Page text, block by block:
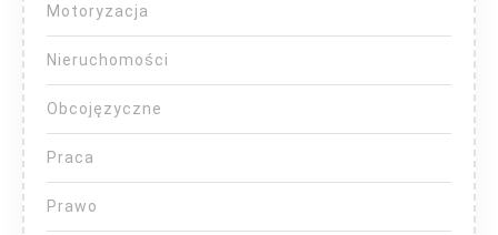
Motoryzacja
Nieruchomości
Obcojęzyczne
Praca
Prawo